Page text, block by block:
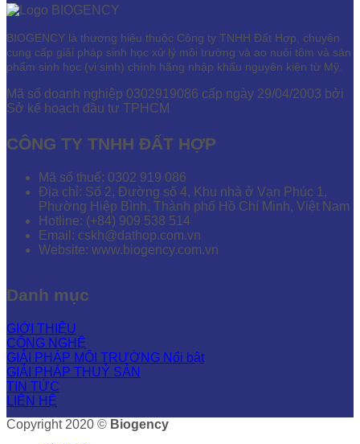
BIOGENCY là thương hiệu thuộc Công ty TNHH Đất Hợp, chuyên
cung cấp giải pháp sinh học xử lý môi trường và ao nuôi tôm và sản
phẩm sinh học (vi sinh) chính hãng nhập khẩu nguyên kiện từ Mỹ.
Mã số doanh nghiệp 0302919086 cấp ngày 29/04/2003 bởi
Sở kế hoạch đầu tư TPHCM
CÔNG TY TNHH ĐẤT HỢP
Mã số thuế: 0302 919 086
Địa chỉ: Số 2, Đường số 4, Khu nhà ở Vạn Phúc 1,
Phường Hiệp Bình, Thành phố Hồ Chí Minh, Việt Nam
Hotline: (+84) 909 538 514
Email: cskh@dathop.com.vn
Website: www.biogency.com.vn
Danh mục
GIỚI THIỆU
CÔNG NGHỆ
GIẢI PHÁP MÔI TRƯỜNG
GIẢI PHÁP THUỶ SẢN
TIN TỨC
LIÊN HỆ
Copyright 2020 © Biogency